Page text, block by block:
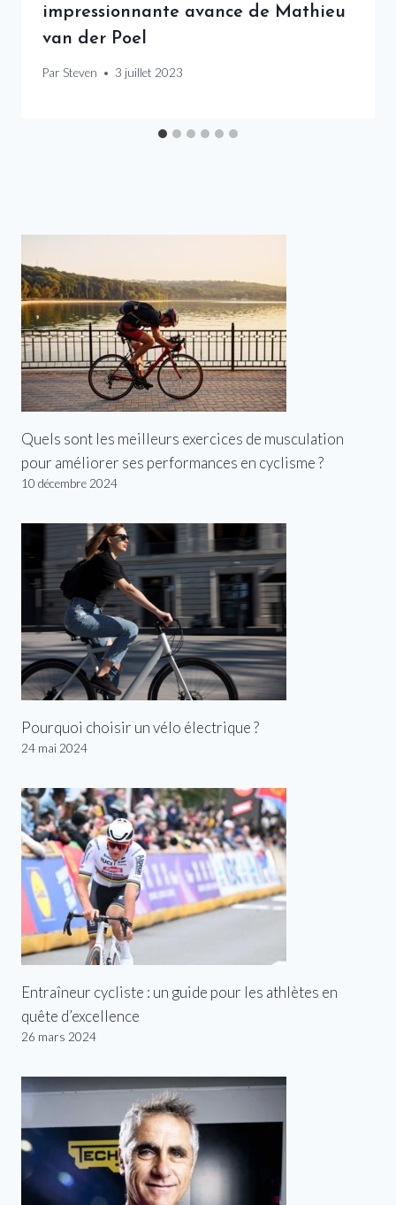
impressionnante avance de Mathieu
van der Poel
Par Steven 3 juillet 2023
Quels sont les meilleurs exercices de musculation
pour améliorer ses performances en cyclisme ?
10 décembre 2024
Pourquoi choisir un vélo électrique ?
24 mai 2024
Entraîneur cycliste : un guide pour les athlètes en
quête d’excellence
26 mars 2024